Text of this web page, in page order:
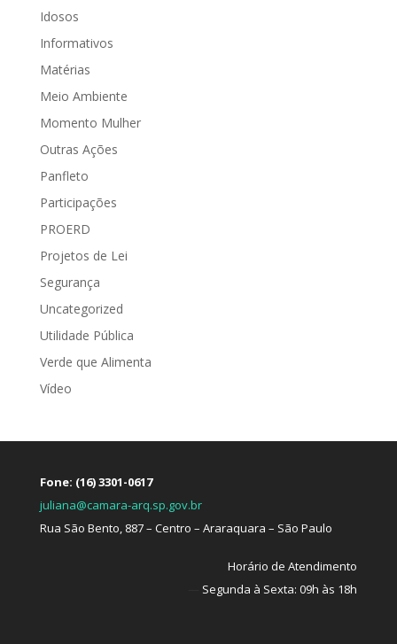
Idosos
Informativos
Matérias
Meio Ambiente
Momento Mulher
Outras Ações
Panfleto
Participações
PROERD
Projetos de Lei
Segurança
Uncategorized
Utilidade Pública
Verde que Alimenta
Vídeo
Fone: (16) 3301-0617
juliana@camara-arq.sp.gov.br
Rua São Bento, 887 – Centro – Araraquara – São Paulo
Horário de Atendimento
Segunda à Sexta: 09h às 18h